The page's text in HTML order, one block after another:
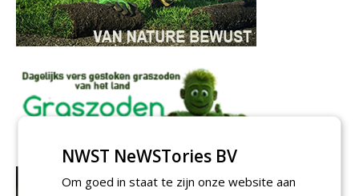
NWST NeWSTories BV
Om goed in staat te zijn onze website aan